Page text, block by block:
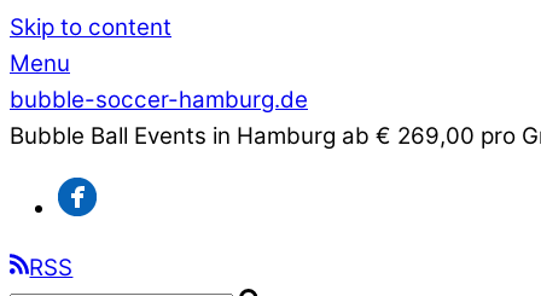
Skip to content
Menu
bubble-soccer-hamburg.de
Bubble Ball Events in Hamburg ab € 269,00 pro
RSS